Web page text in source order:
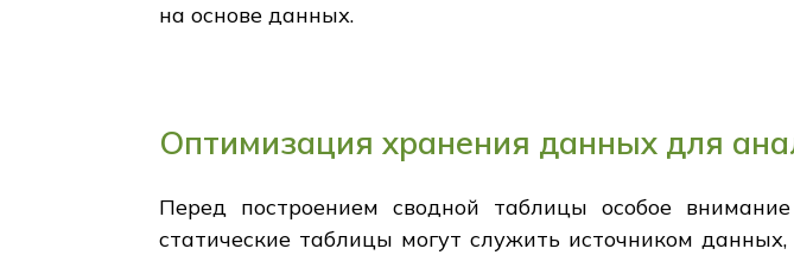
на основе данных.
Оптимизация хранения данных для
Перед построением сводной таблицы особое
статические таблицы могут служить источником